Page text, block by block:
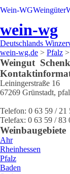
Wein-WGWeingüter
wein-wg
Deutschlands
wein-wg.de > Pfalz >
Weingut
Leiningerstraße 16
67269 Grünstadt,
Telefon: 0 63 59 / 21
Telefax: 0 63 59 / 83
Weinbaugebiete
Ahr
Rheinhessen
Pfalz
Baden